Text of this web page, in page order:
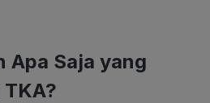
Apa Saja yang